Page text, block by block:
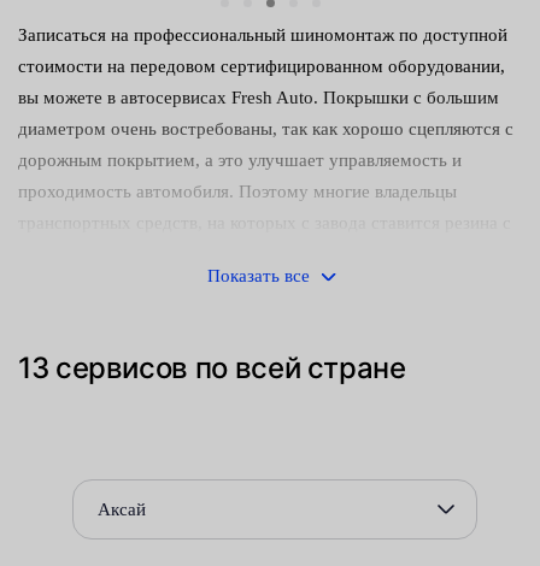
Записаться на профессиональный шиномонтаж по доступной
стоимости на передовом сертифицированном оборудовании,
вы можете в автосервисах Fresh Auto. Покрышки с большим
диаметром очень востребованы, так как хорошо сцепляются с
дорожным покрытием, а это улучшает управляемость и
проходимость автомобиля. Поэтому многие владельцы
оперативность работ;
аккуратная очистка внутренней части диска и
Показать все
13 сервисов по всей стране
Аксай